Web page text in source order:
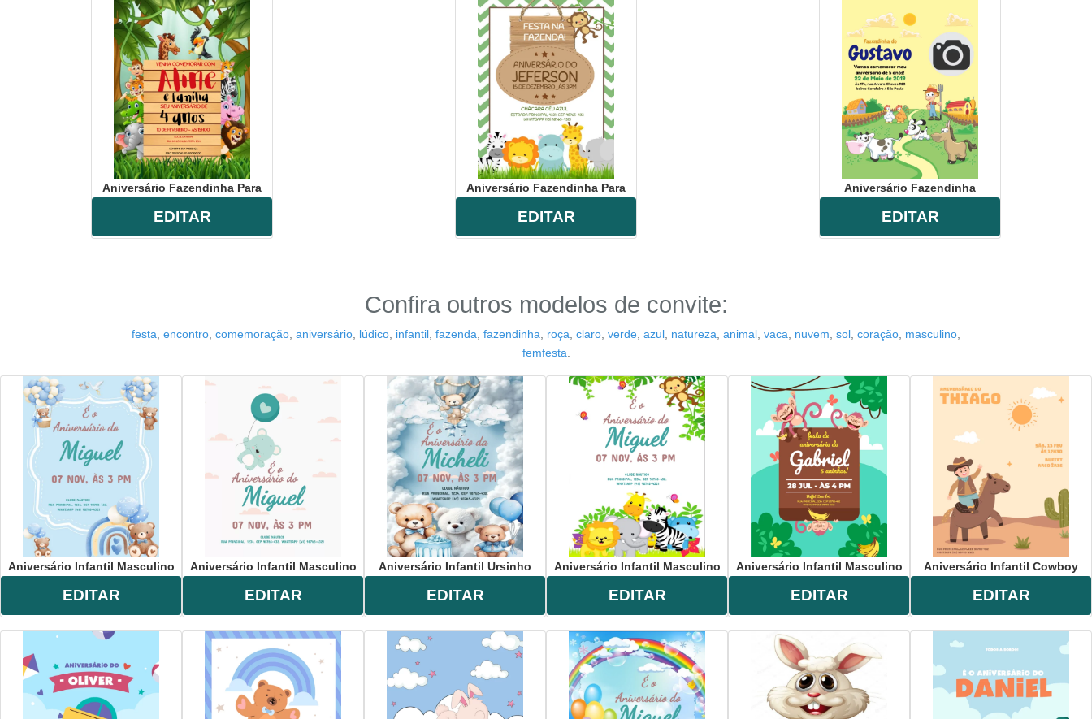
Aniversário Fazendinha Para
EDITAR
Aniversário Fazendinha Para
EDITAR
Aniversário Fazendinha
EDITAR
Confira outros modelos de convite:
festa encontro comemoração aniversário lúdico infantil fazenda fazendinha roça claro verde azul natureza animal vaca nuvem sol coração masculino
femfesta
Aniversário Infantil Masculino
EDITAR
Aniversário Infantil Masculino
EDITAR
Aniversário Infantil Ursinho
EDITAR
Aniversário Infantil Masculino
EDITAR
Aniversário Infantil Masculino
EDITAR
Aniversário Infantil Cowboy
EDITAR